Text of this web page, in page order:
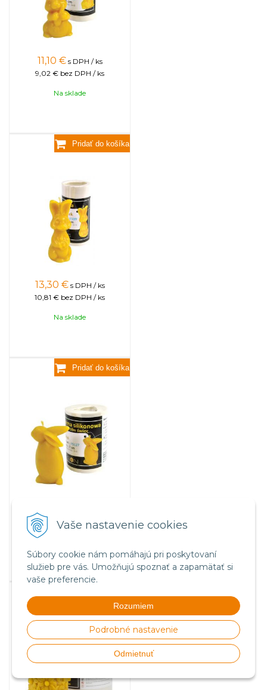
Vaše nastavenie cookies
Súbory cookie nám pomáhajú pri poskytovaní
služieb pre vás. Umožňujú spoznať a zapamätať si
vaše preferencie.
Rozumiem
Podrobné nastavenie
Odmietnuť
11,10 € s DPH / ks
9,02 € bez DPH / ks
Na sklade
Zajačik
13,30 € s DPH / ks
10,81 € bez DPH / ks
Na sklade
Zajac
13,70 € bez DPH / ks